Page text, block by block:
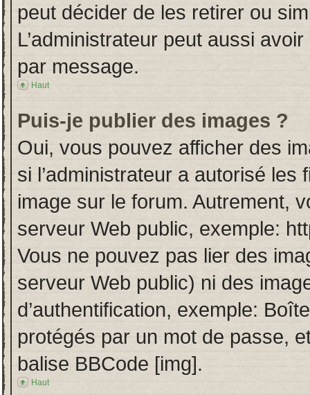
peut décider de les retirer ou
L’administrateur peut aussi
par message.
Haut
Puis-je publier des images ?
Oui, vous pouvez afficher des
si l’administrateur a autorisé
image sur le forum. Autrement,
serveur Web public, exemple:
Vous ne pouvez pas lier des
serveur Web public) ni des
d’authentification, exemple:
protégés par un mot de passe,
balise BBCode [img].
Haut